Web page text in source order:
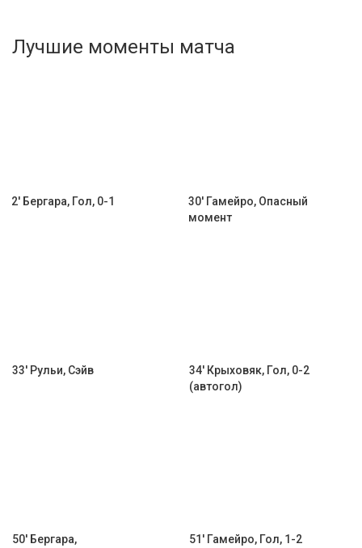
Активировать промокод
Лучшие моменты матча
2' Бергара, Гол, 0-1
30' Гамейро, Опасный
момент
33' Рульи, Сэйв
34' Крыховяк, Гол, 0-2
(автогол)
50' Бергара,
51' Гамейро, Гол, 1-2